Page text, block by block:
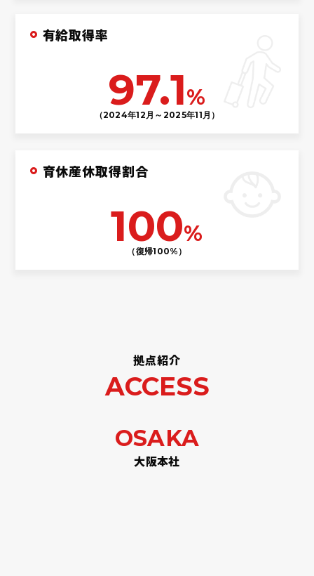
有給取得率
97.1%
（2024年12月～2025年11月）
育休産休取得割合
100%
（復帰100%）
拠点紹介
ACCESS
OSAKA
大阪本社